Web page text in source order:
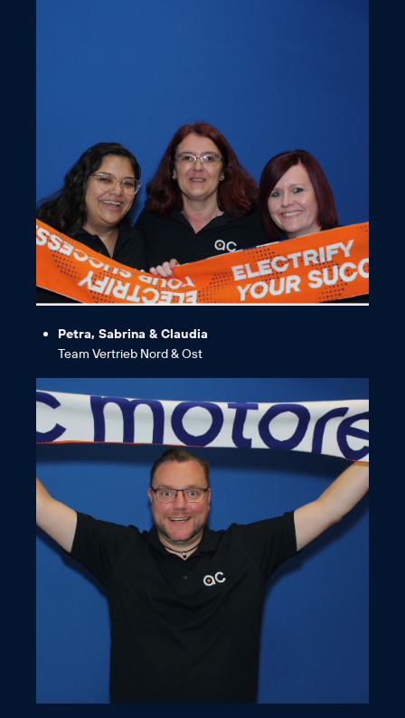
„Wir sind echte AC-Fans, da wir
zusammen schon 47 Jahre den Laden
rocken!“
Petra, Sabrina & Claudia
Team Vertrieb Nord & Ost
„Ich bin ein echter AC-Fan, da der AC-
Spirit ein toller Rahmen ist, sich
persönlich zu entwickeln und Erfolg
mitzugestalten.“